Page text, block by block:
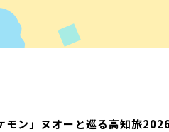
モン」ヌオーと巡る高知旅